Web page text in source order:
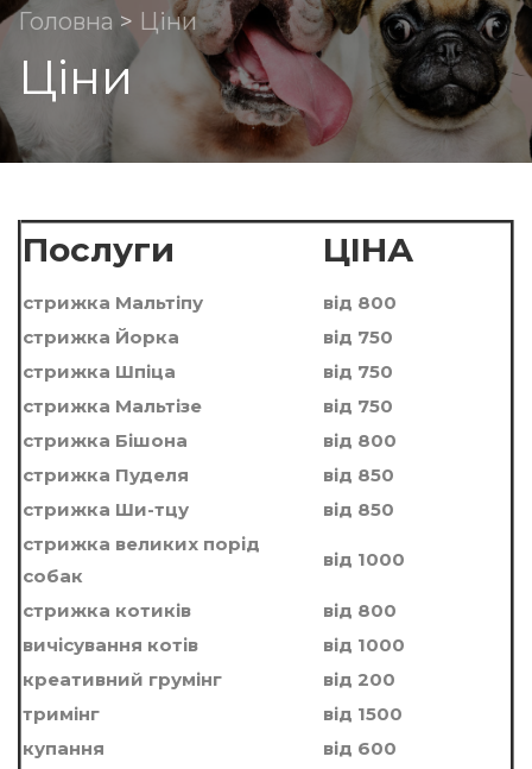
Головна > Цiни
Цiни
Послуги ЦIНА
стрижка Мальтiпу
вiд 800
стрижка Йорка
вiд 750
стрижка Шпiца
вiд 750
стрижка Мальтiзе
вiд 750
стрижка Бiшона
вiд 800
стрижка Пуделя
вiд 850
стрижка Ши-тцу
вiд 850
стрижка великих порід
собак
вiд 1000
стрижка котикiв
вiд 800
вичісування котів
вiд 1000
креативний грумiнг
вiд 200
тримiнг
вiд 1500
купання
вiд 600